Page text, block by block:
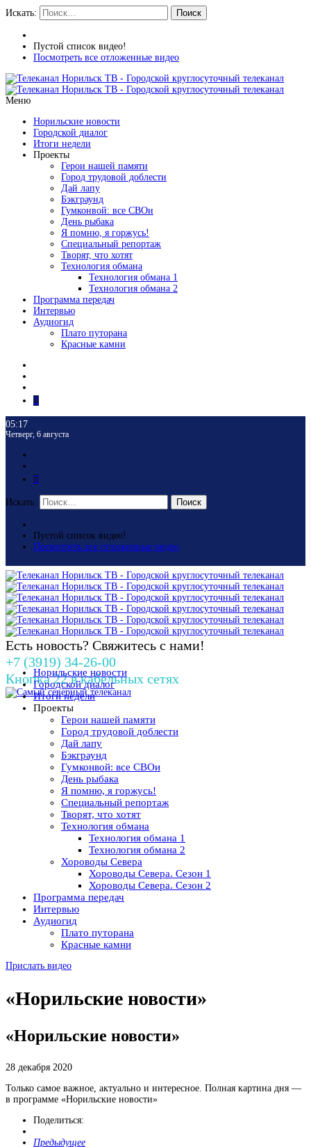
Искать: Поиск
Пустой список видео!
Посмотреть все отложенные видео
Меню
Норильские новости
Городской диалог
Итоги недели
Проекты
Герои нашей памяти
Город трудовой доблести
Дай лапу
Бэкграунд
Гумконвой: все СВОи
День рыбака
Я помню, я горжусь!
Специальный репортаж
Творят, что хотят
Технология обмана
Технология обмана 1
Технология обмана 2
Программа передач
Интервью
Аудиогид
Плато путорана
Красные камни
05:17
Четверг, 6 августа
Искать: Поиск
Пустой список видео!
Посмотреть все отложенные видео
Есть новость? Свяжитесь с нами!
+7 (3919) 34-26-00
Кнопка 22 в кабельных сетях
Норильские новости
Городской диалог
Итоги недели
Проекты
Герои нашей памяти
Город трудовой доблести
Дай лапу
Бэкграунд
Гумконвой: все СВОи
День рыбака
Я помню, я горжусь!
Специальный репортаж
Творят, что хотят
Технология обмана
Технология обмана 1
Технология обмана 2
Хороводы Севера
Хороводы Севера. Сезон 1
Хороводы Севера. Сезон 2
Программа передач
Интервью
Аудиогид
Плато путорана
Красные камни
Прислать видео
«Норильские новости»
«Норильские новости»
28 декабря 2020
Только самое важное, актуально и интересное. Полная картина дня —
в программе «Норильские новости»
Поделиться:
Предыдущее